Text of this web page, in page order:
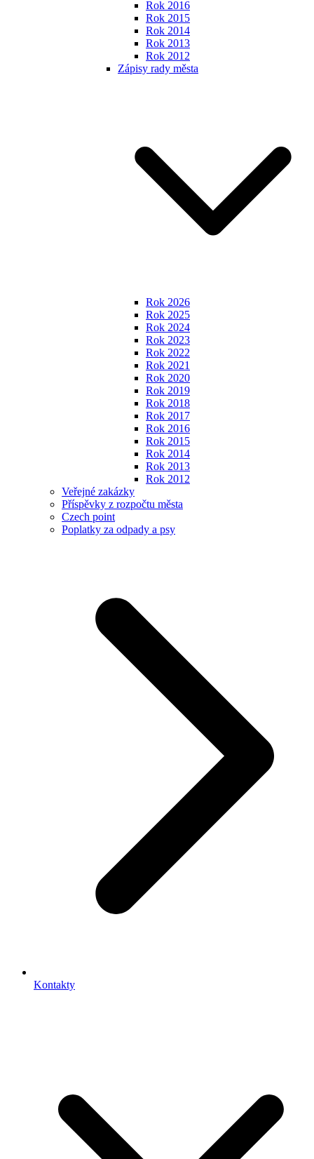
Rok 2016
Rok 2015
Rok 2014
Rok 2013
Rok 2012
Zápisy rady města
Rok 2026
Rok 2025
Rok 2024
Rok 2023
Rok 2022
Rok 2021
Rok 2020
Rok 2019
Rok 2018
Rok 2017
Rok 2016
Rok 2015
Rok 2014
Rok 2013
Rok 2012
Veřejné zakázky
Příspěvky z rozpočtu města
Czech point
Poplatky za odpady a psy
Kontakty